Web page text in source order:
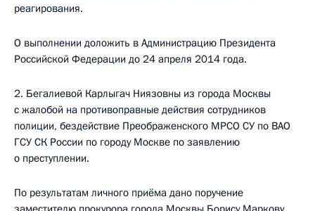
реагирования.
О выполнении доложить в Администрацию Президента
Российской Федерации до 24 апреля 2014 года.
2. Бегалиевой Карлыгач Ниязовны из города Москвы
с жалобой на противоправные действия сотрудников
полиции, бездействие Преображенского МРСО СУ по ВАО
ГСУ СК России по городу Москве по заявлению
о преступлении.
По результатам личного приёма дано поручение